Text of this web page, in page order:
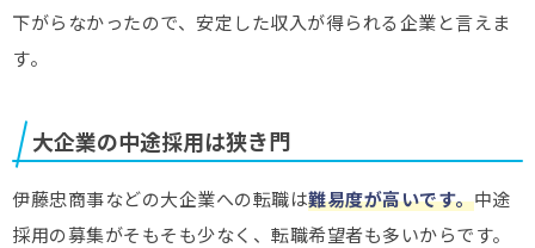
下がらなかったので、安定した収入が得られる企業と言えま
す。
大企業の中途採用は狭き門
伊藤忠商事などの大企業への転職は難易度が高いです。中途
採用の募集がそもそも少なく、転職希望者も多いからです。